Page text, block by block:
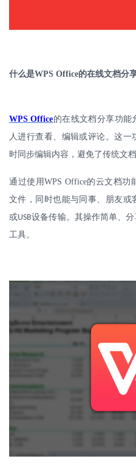
什么是WPS Office的在线文档分
WPS Office的在线文档分享功能
人进行查看、编辑或评论。这
时同步编辑内容，避免了传统文
通过使用WPS Office的云文档功
文件，同时也能与同事、朋友或
或USB设备传输。其操作简单、
工具。